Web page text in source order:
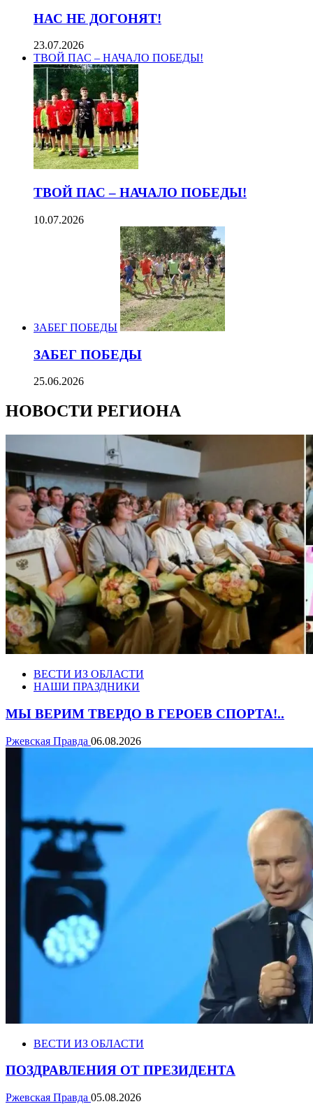
НАС НЕ ДОГОНЯТ!
23.07.2026
ТВОЙ ПАС – НАЧАЛО ПОБЕДЫ!
ТВОЙ ПАС – НАЧАЛО ПОБЕДЫ!
10.07.2026
ЗАБЕГ ПОБЕДЫ
ЗАБЕГ ПОБЕДЫ
25.06.2026
НОВОСТИ РЕГИОНА
ВЕСТИ ИЗ ОБЛАСТИ
НАШИ ПРАЗДНИКИ
МЫ ВЕРИМ ТВЕРДО В ГЕРОЕВ СПОРТА!..
Ржевская Правда 06.08.2026
ВЕСТИ ИЗ ОБЛАСТИ
ПОЗДРАВЛЕНИЯ ОТ ПРЕЗИДЕНТА
Ржевская Правда 05.08.2026